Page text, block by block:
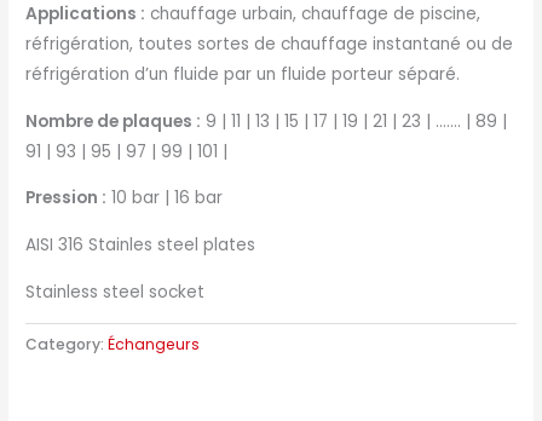
Applications : chauffage urbain, chauffage de piscine,
réfrigération, toutes sortes de chauffage instantané ou de
réfrigération d’un fluide par un fluide porteur séparé.
Nombre de plaques : 9 | 11 | 13 | 15 | 17 | 19 | 21 | 23 | ……. | 89 |
91 | 93 | 95 | 97 | 99 | 101 |
Pression : 10 bar | 16 bar
AISI 316 Stainles steel plates
Stainless steel socket
Category:Échangeurs